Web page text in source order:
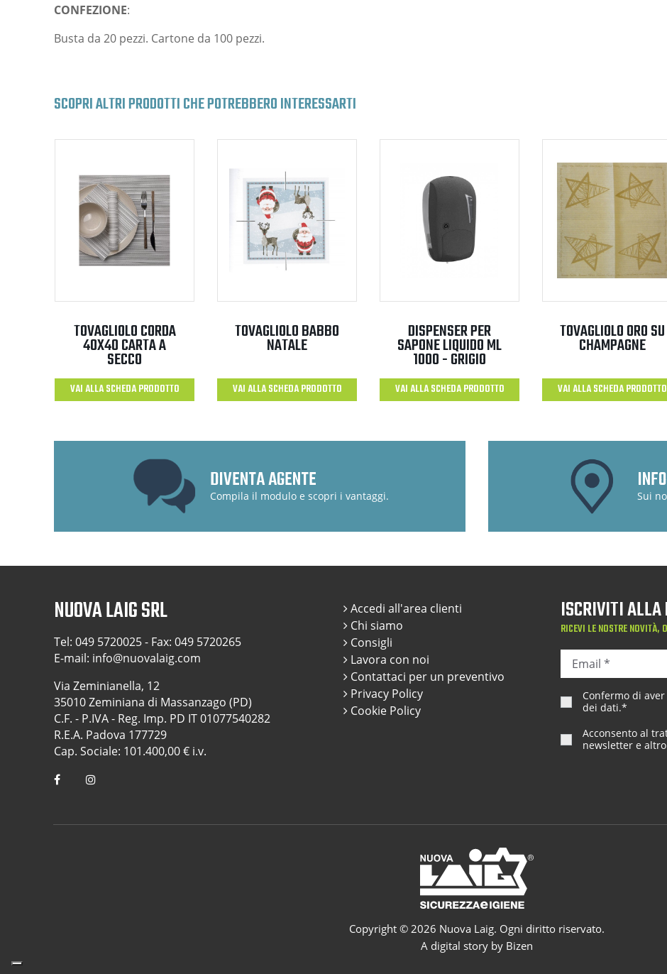
CONFEZIONE:
Busta da 20 pezzi. Cartone da 100 pezzi.
SCOPRI ALTRI PRODOTTI CHE POTREBBERO INTERESSARTI
TOVAGLIOLO CORDA
40X40 CARTA A
SECCO
VAI ALLA SCHEDA PRODOTTO
TOVAGLIOLO BABBO
NATALE
VAI ALLA SCHEDA PRODOTTO
DISPENSER PER
SAPONE LIQUIDO ML
1000 - GRIGIO
VAI ALLA SCHEDA PRODOTTO
TOVAGLIOLO ORO SU
CHAMPAGNE
VAI ALLA SCHEDA PRODOTTO
DIVENTA AGENTE
Compila il modulo e scopri i vantaggi. Sui
NUOVA LAIG SRL
Tel: 049 5720025- Fax: 049 5720265
E-mail: info@nuovalaig.com
Via Zeminianella, 12
35010 Zeminiana di Massanzago (PD)
C.F. - P.IVA - Reg. Imp. PD IT 01077540282
R.E.A. Padova 177729
Cap. Sociale: 101.400,00 € i.v.
Accedi all'area clienti
Chi siamo
Consigli
Lavora con noi
Contattaci per un preventivo
Privacy Policy
Cookie Policy
ISCRIVITI ALLA
RICEVI LE NOSTRE NOVITÀ,
Confermo di
dei dati.*
Acconsento al
newsletter e
Copyright © 2026 Nuova Laig. Ogni diritto riservato.
A digital story by Bizen